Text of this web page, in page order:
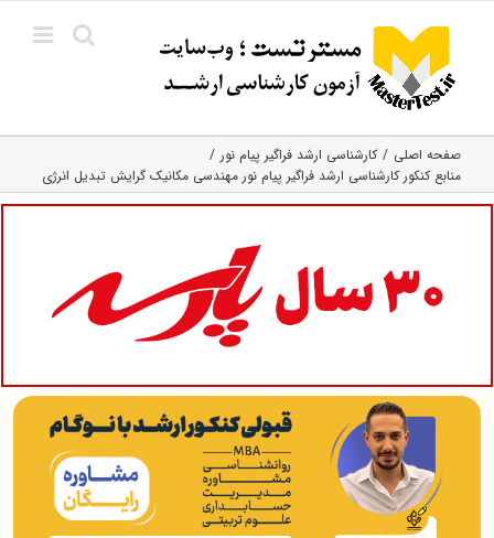
content
صفحه اصلی
کارشناسی ارشد فراگیر پیام نور
منابع کنکور کارشناسی ارشد فراگیر پیام نور مهندسی مکانیک گرایش تبدیل انرژی